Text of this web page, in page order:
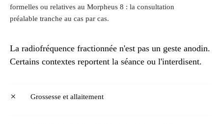
formelles ou relatives au Morpheus 8 : la consultation
préalable tranche au cas par cas.
La radiofréquence fractionnée n'est pas un geste anodin.
Certains contextes reportent la séance ou l'interdisent.
Grossesse et allaitement